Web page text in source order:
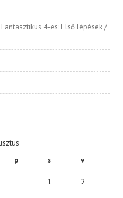
4-es: Első lépések /
p s v
1 2